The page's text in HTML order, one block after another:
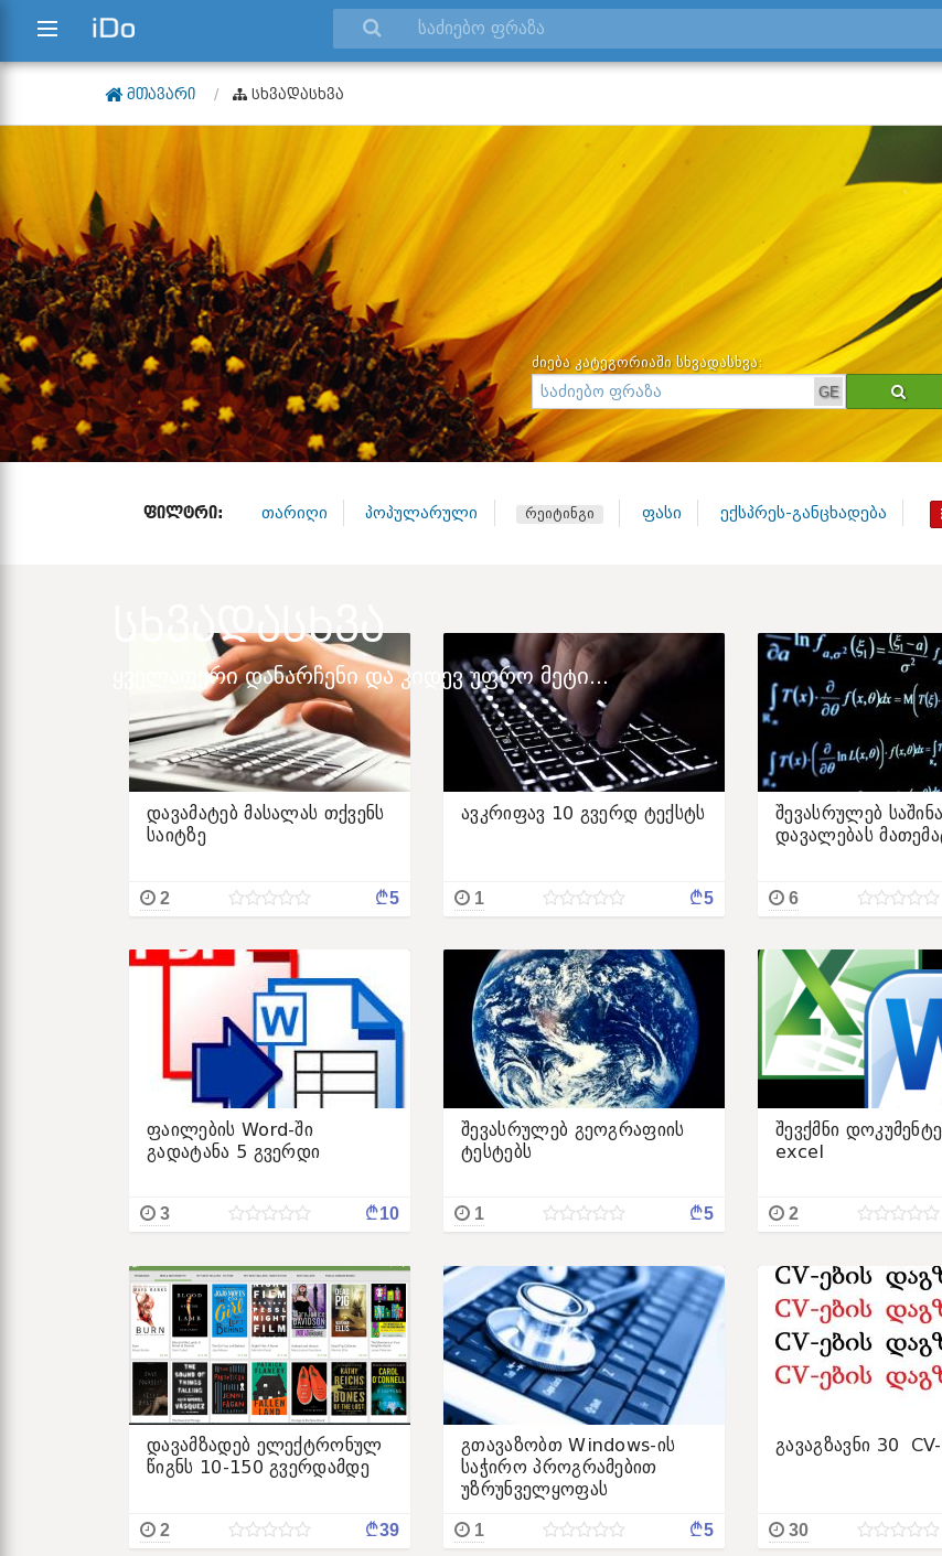
ᲛᲗᲐᲕᲐᲠᲘ ᲡᲮᲕᲐᲓᲐᲡᲮᲕᲐ
ძიება კატეგორიაში სხვადასხვა:
GE
ᲡᲮᲕᲐᲓᲐᲡᲮᲕᲐ
ყველაფერი დანარჩენი და კიდევ უფრო მეტი...
ᲤᲘᲚᲢᲠᲘ: თარიღი პოპულარული რეიტინგი ფასი ექსპრეს-განცხადება
დავამატებ მასალას თქვენს
საიტზე
2 ¢5
ავკრიფავ 10 გვერდ ტექსტს
1 ¢5
შევასრულებ
დავალებას
6
ფაილების Word-ში
გადატანა 5 გვერდი
3 ¢10
შევასრულებ გეოგრაფიის
ტესტებს
1 ¢5
შევქმნი
excel
2
დავამზადებ ელექტრონულ
წიგნს 10-150 გვერდამდე
2 ¢39
გთავაზობთ Windows-ის
საჭირო პროგრამებით
უზრუნველყოფას
1 ¢5
გავაგზავნი 30
30